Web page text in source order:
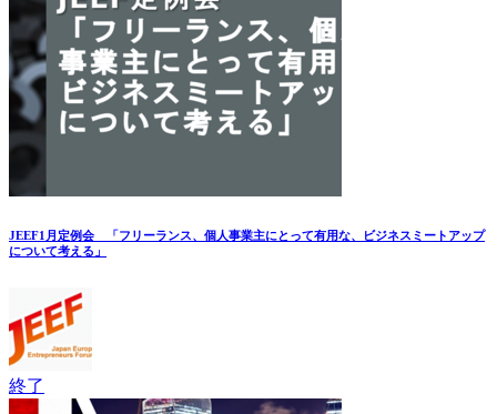
JEEF1月定例会 「フリーランス、個人事業主にとって有用な、ビジネスミートアップ
について考える」
終了